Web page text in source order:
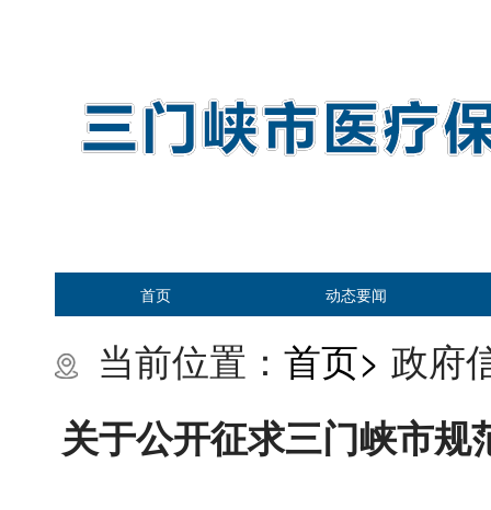
首页 动态要闻
当前位置： 首页> 政府
关于公开征求三门峡市